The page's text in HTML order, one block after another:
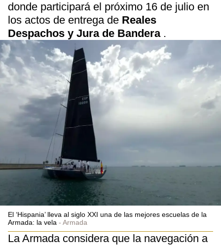
donde participará el próximo 16 de julio en
los actos de entrega de Reales
Despachos y Jura de Bandera.
El ‘Hispania’ lleva al siglo XXI una de las mejores escuelas de la
Armada: la vela
Armada
La Armada considera que la navegación a